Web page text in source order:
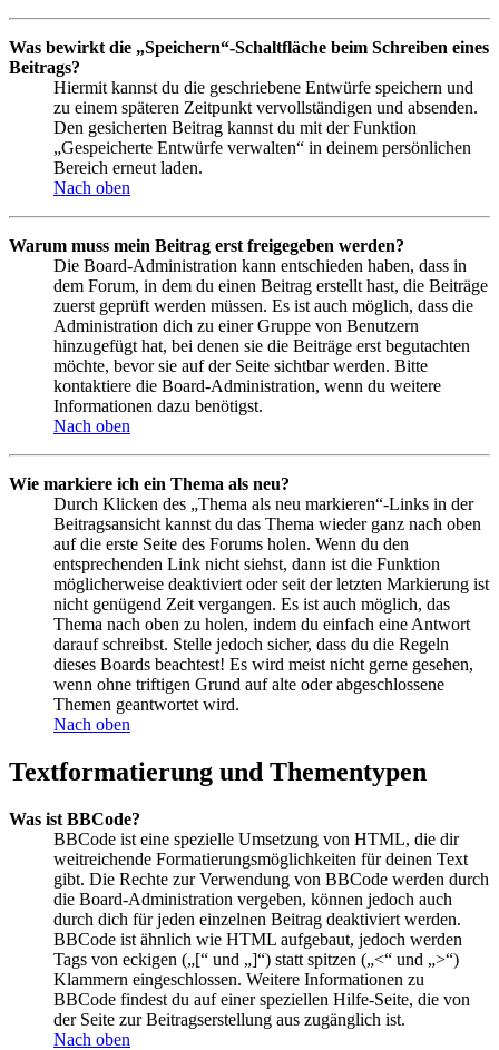
Was bewirkt die „Speichern“-Schaltfläche beim Schreiben eines
Beitrags?
Hiermit kannst du die geschriebene Entwürfe speichern und
zu einem späteren Zeitpunkt vervollständigen und absenden.
Den gesicherten Beitrag kannst du mit der Funktion
„Gespeicherte Entwürfe verwalten“ in deinem persönlichen
Bereich erneut laden.
Nach oben
Warum muss mein Beitrag erst freigegeben werden?
Die Board-Administration kann entschieden haben, dass in
dem Forum, in dem du einen Beitrag erstellt hast, die Beiträge
zuerst geprüft werden müssen. Es ist auch möglich, dass die
Administration dich zu einer Gruppe von Benutzern
hinzugefügt hat, bei denen sie die Beiträge erst begutachten
möchte, bevor sie auf der Seite sichtbar werden. Bitte
kontaktiere die Board-Administration, wenn du weitere
Informationen dazu benötigst.
Nach oben
Wie markiere ich ein Thema als neu?
Durch Klicken des „Thema als neu markieren“-Links in der
Beitragsansicht kannst du das Thema wieder ganz nach oben
auf die erste Seite des Forums holen. Wenn du den
entsprechenden Link nicht siehst, dann ist die Funktion
möglicherweise deaktiviert oder seit der letzten Markierung ist
nicht genügend Zeit vergangen. Es ist auch möglich, das
Thema nach oben zu holen, indem du einfach eine Antwort
darauf schreibst. Stelle jedoch sicher, dass du die Regeln
dieses Boards beachtest! Es wird meist nicht gerne gesehen,
wenn ohne triftigen Grund auf alte oder abgeschlossene
Themen geantwortet wird.
Nach oben
Textformatierung und Thementypen
Was ist BBCode?
BBCode ist eine spezielle Umsetzung von HTML, die dir
weitreichende Formatierungsmöglichkeiten für deinen Text
gibt. Die Rechte zur Verwendung von BBCode werden durch
die Board-Administration vergeben, können jedoch auch
durch dich für jeden einzelnen Beitrag deaktiviert werden.
BBCode ist ähnlich wie HTML aufgebaut, jedoch werden
Tags von eckigen („[“ und „]“) statt spitzen („<“ und „>“)
Klammern eingeschlossen. Weitere Informationen zu
BBCode findest du auf einer speziellen Hilfe-Seite, die von
der Seite zur Beitragserstellung aus zugänglich ist.
Nach oben